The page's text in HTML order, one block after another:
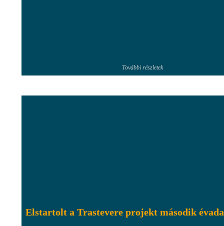
További részletek
Elstartolt a Trastevere projekt második évada